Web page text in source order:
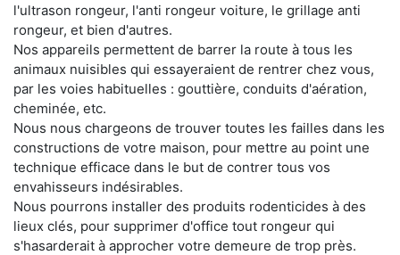
l'ultrason rongeur, l'anti rongeur voiture, le grillage anti
rongeur, et bien d'autres.
Nos appareils permettent de barrer la route à tous les
animaux nuisibles qui essayeraient de rentrer chez vous,
par les voies habituelles : gouttière, conduits d'aération,
cheminée, etc.
Nous nous chargeons de trouver toutes les failles dans les
constructions de votre maison, pour mettre au point une
technique efficace dans le but de contrer tous vos
envahisseurs indésirables.
Nous pourrons installer des produits rodenticides à des
lieux clés, pour supprimer d'office tout rongeur qui
s'hasarderait à approcher votre demeure de trop près.